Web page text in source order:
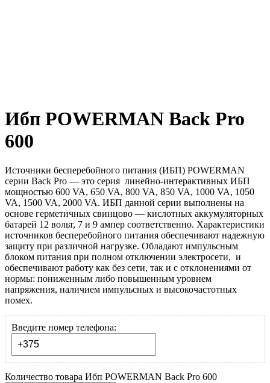
Ибп POWERMAN Back Pro
600
Источники бесперебойного питания (ИБП) POWERMAN
серии Back Pro — это серия линейно-интерактивных ИБП
мощностью 600 VA, 650 VA, 800 VA, 850 VA, 1000 VA, 1050
VA, 1500 VA, 2000 VA. ИБП данной серии выполнены на
основе герметичных свинцово — кислотных аккумуляторных
батарей 12 вольт, 7 и 9 ампер соответственно. Характеристики
источников бесперебойного питания обеспечивают надежную
защиту при различной нагрузке. Обладают импульсным
блоком питания при полном отключении электросети, и
обеспечивают работу как без сети, так и с отклонениями от
нормы: пониженным либо повышенным уровнем
напряжения, наличием импульсных и высокочастотных
помех.
Введите номер телефона:
Количество товара Ибп POWERMAN Back Pro 600